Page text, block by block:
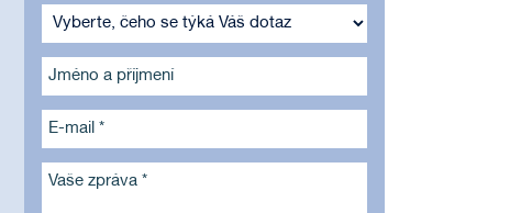
Jméno a příjmení
E-mail *
Vaše zpráva *